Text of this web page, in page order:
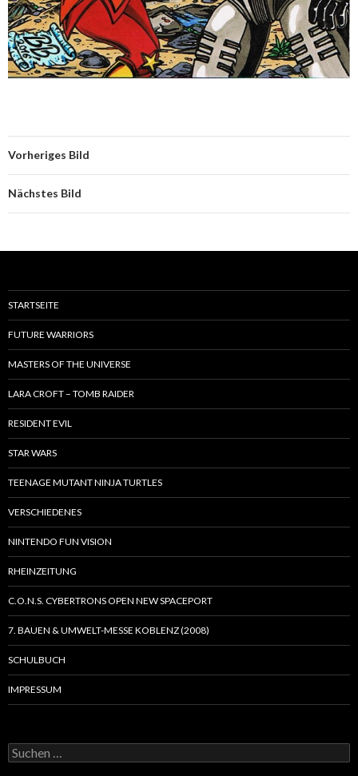
Vorheriges Bild
Nächstes Bild
STARTSEITE
FUTURE WARRIORS
MASTERS OF THE UNIVERSE
LARA CROFT – TOMB RAIDER
RESIDENT EVIL
STAR WARS
TEENAGE MUTANT NINJA TURTLES
VERSCHIEDENES
NINTENDO FUN VISION
RHEINZEITUNG
C.O.N.S. CYBERTRONS OPEN NEW SPACEPORT
7. BAUEN & UMWELT-MESSE KOBLENZ (2008)
SCHULBUCH
IMPRESSUM
S
u